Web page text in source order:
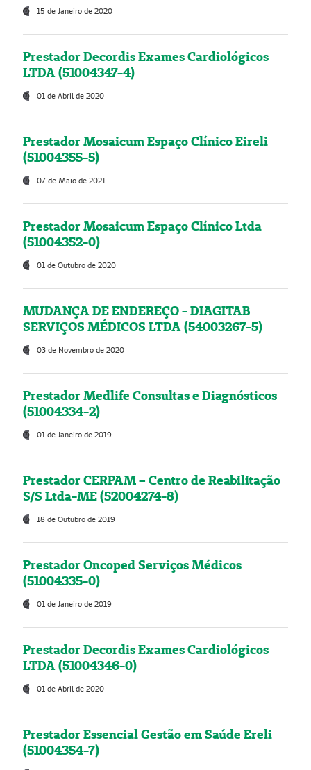
15 de Janeiro de 2020
Prestador Decordis Exames Cardiológicos
LTDA (51004347-4)
01 de Abril de 2020
Prestador Mosaicum Espaço Clínico Eireli
(51004355-5)
07 de Maio de 2021
Prestador Mosaicum Espaço Clínico Ltda
(51004352-0)
01 de Outubro de 2020
MUDANÇA DE ENDEREÇO - DIAGITAB
SERVIÇOS MÉDICOS LTDA (54003267-5)
03 de Novembro de 2020
Prestador Medlife Consultas e Diagnósticos
(51004334-2)
01 de Janeiro de 2019
Prestador CERPAM – Centro de Reabilitação
S/S Ltda-ME (52004274-8)
18 de Outubro de 2019
Prestador Oncoped Serviços Médicos
(51004335-0)
01 de Janeiro de 2019
Prestador Decordis Exames Cardiológicos
LTDA (51004346-0)
01 de Abril de 2020
Prestador Essencial Gestão em Saúde Ereli
(51004354-7)